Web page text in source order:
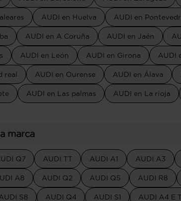
AUDI en Huelva AUDI en
AUDI en A Coruña AUDI en Jaén
AUDI en León AUDI en Girona AUDI
real AUDI en Ourense AUDI en Álava
AUDI en Las palmas AUDI en La rioja
marca
Q7 AUDI TT AUDI A1 AUDI A3
A8 AUDI Q2 AUDI Q5 AUDI R8
S8 AUDI Q4 AUDI S1 AUDI A4 E